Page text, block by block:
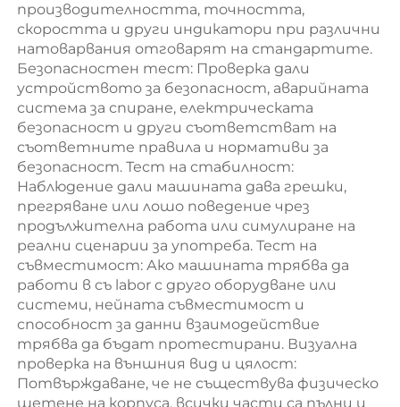
производителността, точността,
скоростта и други индикатори при различни
натоварвания отговарят на стандартите.
Безопасностен тест: Проверка дали
устройството за безопасност, аварийната
система за спиране, електрическата
безопасност и други съответстват на
съответните правила и нормативи за
безопасност. Тест на стабилност:
Наблюдение дали машината дава грешки,
прегряване или лошо поведение чрез
продължителна работа или симулиране на
реални сценарии за употреба. Тест на
съвместимост: Ако машината трябва да
работи в съ labor с друго оборудване или
системи, нейната съвместимост и
способност за данни взаимодействие
трябва да бъдат протестирани. Визуална
проверка на външния вид и цялост:
Потвърждаване, че не съществува физическо
щетене на корпуса, всички части са пълни и